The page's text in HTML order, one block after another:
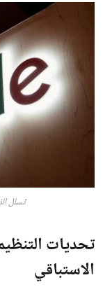
تسلل
تحديات
الاستباقي